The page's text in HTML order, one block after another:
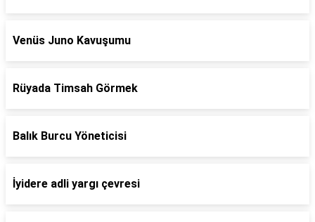
Venüs Juno Kavuşumu
Rüyada Timsah Görmek
Balık Burcu Yöneticisi
İyidere adli yargı çevresi